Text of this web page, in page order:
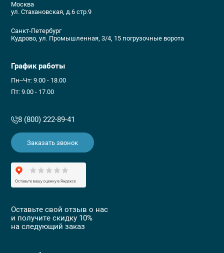
Москва
ул. Стахановская, д.6 стр.9
Санкт-Петербург
Кудрово, ул. Промышленная, 3/4, 15 погрузочные ворота
График работы
Пн–Чт: 9.00 - 18.00
Пт: 9.00 - 17.00
8 (800) 222-89-41
Заказать звонок
Оставьте свой отзыв о нас
и получите скидку 10%
на следующий заказ